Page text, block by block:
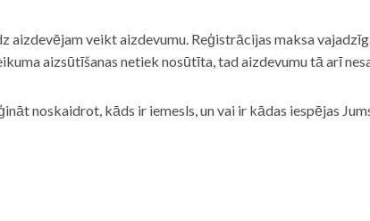
aizdevējam veikt aizdevumu. Reģistrācijas maksa
aizsūtīšanas netiek nosūtīta, tad aizdevumu tā arī
noskaidrot, kāds ir iemesls, un vai ir kādas iespējas